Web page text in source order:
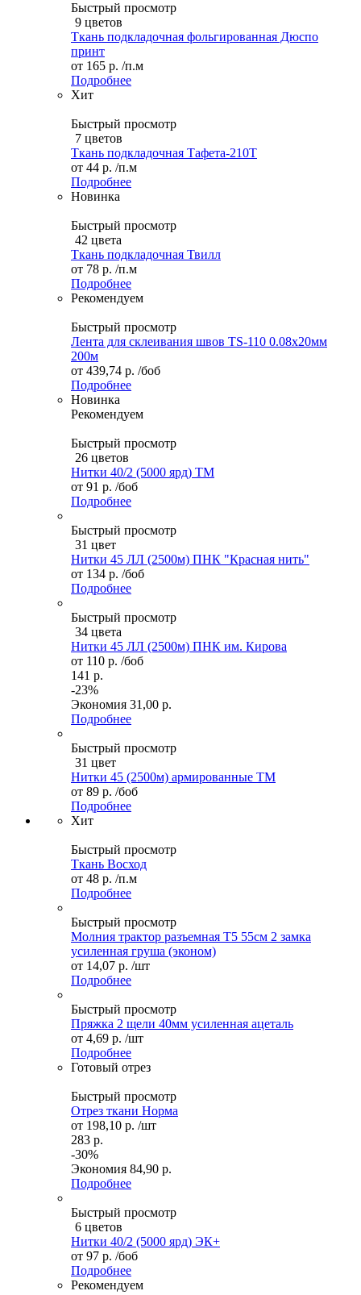
Быстрый просмотр
9 цветов
Ткань подкладочная фольгированная Дюспо
принт
от 165 р. /п.м
Подробнее
Хит
Быстрый просмотр
7 цветов
Ткань подкладочная Тафета-210T
от 44 р. /п.м
Подробнее
Новинка
Быстрый просмотр
42 цвета
Ткань подкладочная Твилл
от 78 р. /п.м
Подробнее
Рекомендуем
Быстрый просмотр
Лента для склеивания швов TS-110 0.08х20мм
200м
от 439,74 р. /боб
Подробнее
Новинка
Рекомендуем
Быстрый просмотр
26 цветов
Нитки 40/2 (5000 ярд) ТМ
от 91 р. /боб
Подробнее
Быстрый просмотр
31 цвет
Нитки 45 ЛЛ (2500м) ПНК "Красная нить"
от 134 р. /боб
Подробнее
Быстрый просмотр
34 цвета
Нитки 45 ЛЛ (2500м) ПНК им. Кирова
от 110 р. /боб
141 р.
-23%
Экономия 31,00 р.
Подробнее
Быстрый просмотр
31 цвет
Нитки 45 (2500м) армированные ТМ
от 89 р. /боб
Подробнее
Хит
Быстрый просмотр
Ткань Восход
от 48 р. /п.м
Подробнее
Быстрый просмотр
Молния трактор разъемная Т5 55см 2 замка
усиленная груша (эконом)
от 14,07 р. /шт
Подробнее
Быстрый просмотр
Пряжка 2 щели 40мм усиленная ацеталь
от 4,69 р. /шт
Подробнее
Готовый отрез
Быстрый просмотр
Отрез ткани Норма
от 198,10 р. /шт
283 р.
-30%
Экономия 84,90 р.
Подробнее
Быстрый просмотр
6 цветов
Нитки 40/2 (5000 ярд) ЭК+
от 97 р. /боб
Подробнее
Рекомендуем